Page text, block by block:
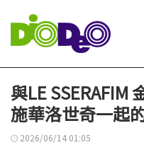
與LE SSERAFIM
施華洛世奇一起
2026/06/14 01:05